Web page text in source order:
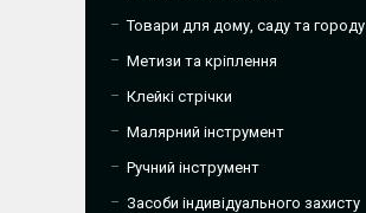
Товари для дому, саду та городу
Метизи та кріплення
Клейкі стрічки
Малярний інструмент
Ручний інструмент
Засоби індивідуального захисту